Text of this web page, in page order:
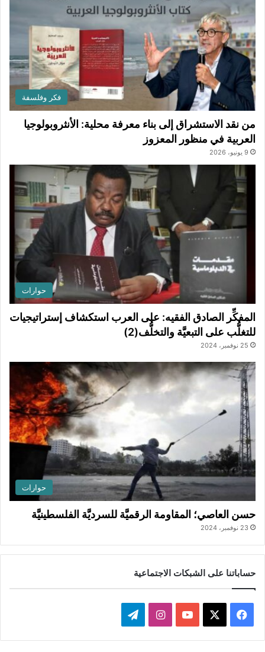
فكر وفلسفة
من نقد الاستشراق إلى بناء معرفة محلية: الأنثروبولوجيا
العربية في منظور المعزوز
9 يونيو، 2026
حوارات
المفكِّر الصادق الفقيه: على العرب استكشاف إستراتيجيات
للتغلُّب على التبعيَّة والتخلُّف(2)
25 نوفمبر، 2024
حوارات
حسن العاصي؛ المقاومة الرقميَّة للسرديَّة الفلسطينيَّة
23 نوفمبر، 2024
حساباتنا على الشبكات الاجتماعية
ي
X
Y
ن
ي